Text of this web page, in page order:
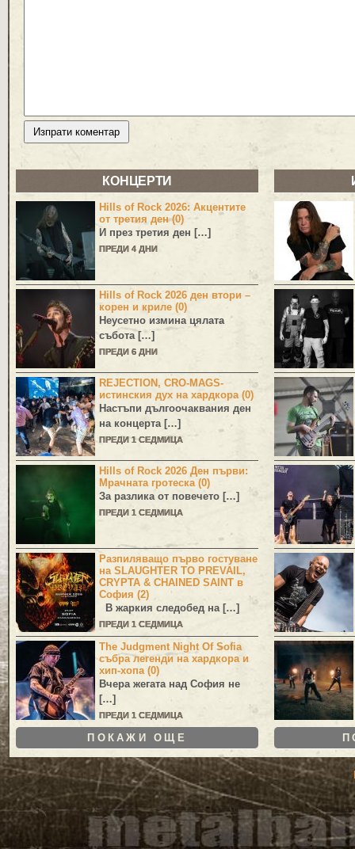
КОНЦЕРТИ
Hills of Rock 2026: Акцентите
от третия ден (0)
И през третия ден […]
ПРЕДИ 4 ДНИ
Hills of Rock 2026 ден втори –
корен и криле (0)
Неусетно измина цялата
събота […]
ПРЕДИ 6 ДНИ
REJECTION, CRO-MAGS-
истинския дух на хардкора (0)
Настъпи дългоочаквания ден
на концерта […]
ПРЕДИ 1 СЕДМИЦА
Hills of Rock 2026 Ден първи:
Мрачната гротеска (0)
За разлика от повечето […]
ПРЕДИ 1 СЕДМИЦА
Разпиляващо първо гостуване
на SLAUGHTER TO PREVAIL,
CRYPTA & CHAINED SAINT в
София (2)
В жаркия следобед на […]
ПРЕДИ 1 СЕДМИЦА
The Judgment Night Of Sofia
събра легенди на хардкора и
хип-хопа (0)
Вчера жегата над София не
[…]
ПРЕДИ 1 СЕДМИЦА
ПОКАЖИ ОЩЕ